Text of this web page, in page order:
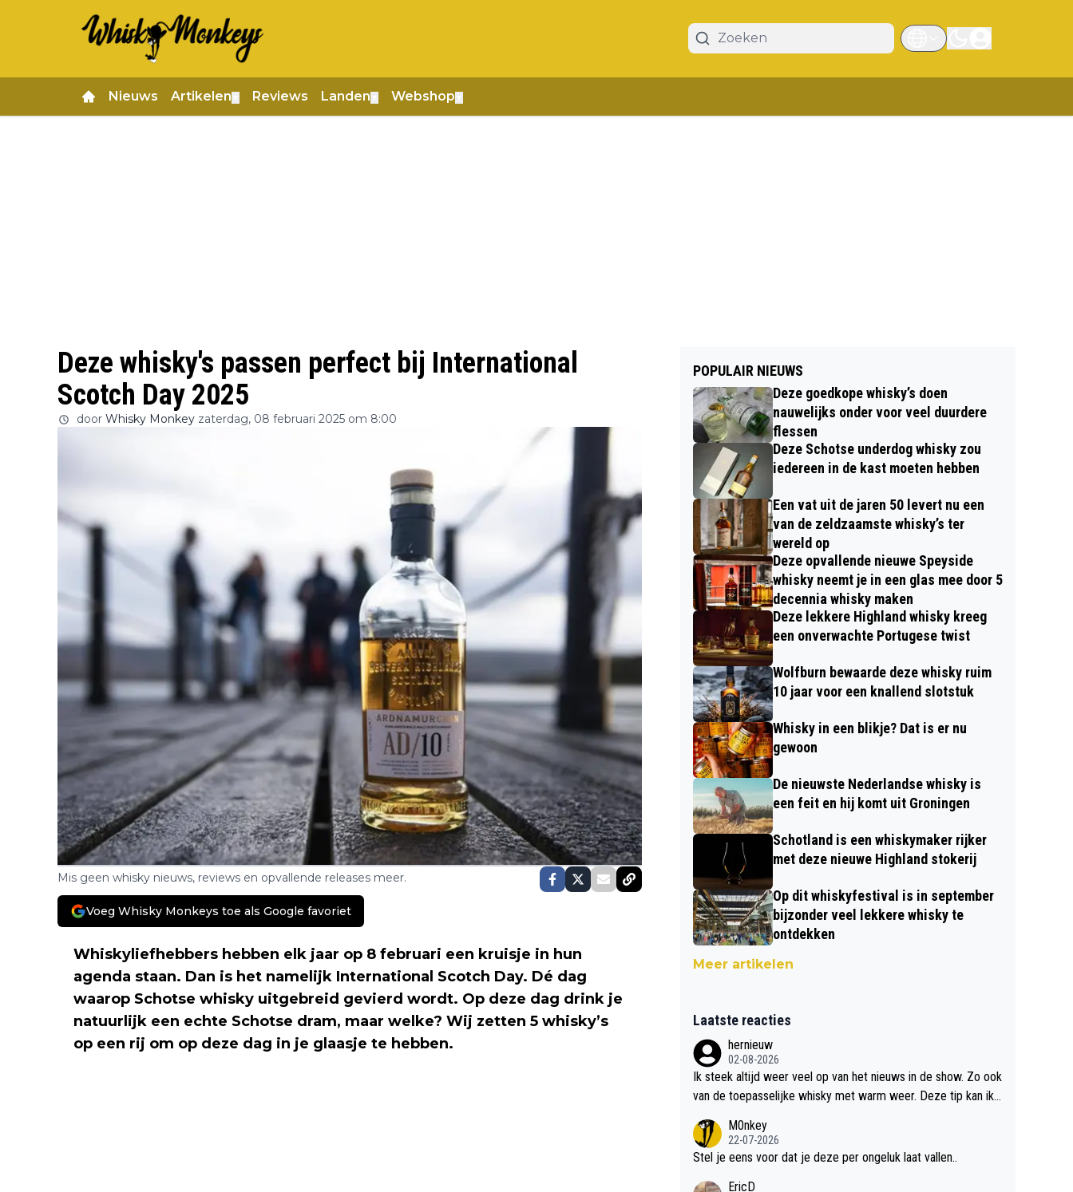
Nieuws Artikelen Reviews Landen Webshop
Deze whisky's passen perfect bij International
Scotch Day 2025
door Whisky Monkey zaterdag, 08 februari 2025 om 8:00
Mis geen whisky nieuws, reviews en opvallende releases meer.
Voeg Whisky Monkeys toe als Google favoriet
Whiskyliefhebbers hebben elk jaar op 8 februari een kruisje in hun
agenda staan. Dan is het namelijk International Scotch Day. Dé dag
waarop Schotse whisky uitgebreid gevierd wordt. Op deze dag drink je
natuurlijk een echte Schotse dram, maar welke? Wij zetten 5 whisky’s
op een rij om op deze dag in je glaasje te hebben.
POPULAIR NIEUWS
Deze goedkope whisky’s doen
nauwelijks onder voor veel duurdere
flessen
Deze Schotse underdog whisky zou
iedereen in de kast moeten hebben
Een vat uit de jaren 50 levert nu een
van de zeldzaamste whisky’s ter
wereld op
Deze opvallende nieuwe Speyside
whisky neemt je in een glas mee door 5
decennia whisky maken
Deze lekkere Highland whisky kreeg
een onverwachte Portugese twist
Wolfburn bewaarde deze whisky ruim
10 jaar voor een knallend slotstuk
Whisky in een blikje? Dat is er nu
gewoon
De nieuwste Nederlandse whisky is
een feit en hij komt uit Groningen
Schotland is een whiskymaker rijker
met deze nieuwe Highland stokerij
Op dit whiskyfestival is in september
bijzonder veel lekkere whisky te
ontdekken
Meer artikelen
Laatste reacties
hernieuw
02-08-2026
Ik steek altijd weer veel op van het nieuws in de show. Zo ook
van de toepasselijke whisky met warm weer. Deze tip kan ik
M0nkey
22-07-2026
Stel je eens voor dat je deze per ongeluk laat vallen..
EricD